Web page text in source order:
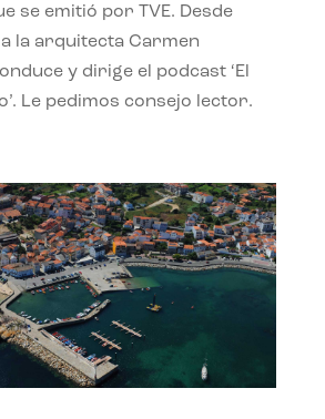
se emitió por TVE. Desde
la arquitecta Carmen
y dirige el podcast ‘El
Le pedimos consejo lector.